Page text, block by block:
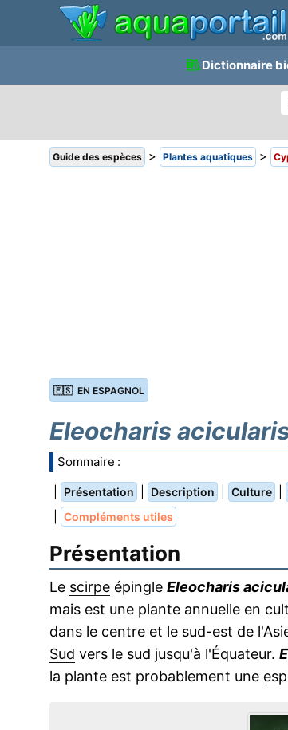
Dictionnaire
Guide des espèces > Plantes aquatiques >
🇪🇸 EN ESPAGNOL
Eleocharis
Sommaire :
Présentation Description Culture
Compléments utiles
Présentation
Le scirpe épingle Eleocharis
mais est une plante annuelle en
dans le centre et le sud-est de
Sud vers le sud jusqu'à l'Équateur.
la plante est probablement une